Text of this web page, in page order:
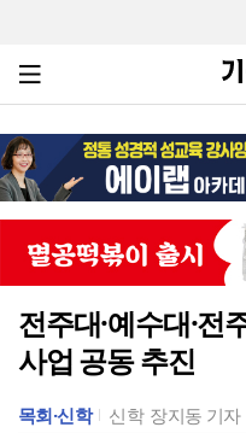
전주대·예수대·전
사업 공동 추진
목회·신학 신학 장지동 기자